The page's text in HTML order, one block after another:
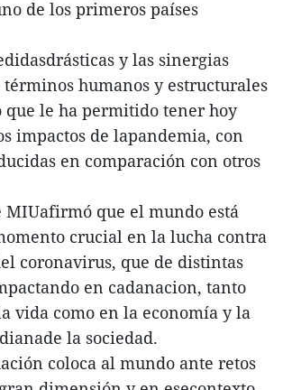
de los primeros países
y las sinergias
términos humanos y estructurales
que le ha permitido tener hoy
impactos de lapandemia, con
en comparación con otros
MIUafirmó que el mundo está
crucial en la lucha contra
coronavirus, que de distintas
en cadanacion, tanto
vida como en la economía y la
la sociedad.
coloca al mundo ante retos